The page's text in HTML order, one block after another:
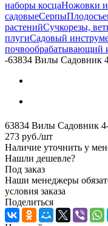
наборы косцаНожовки
садовыеСерпы
растенийСучкорезы,
плугиСадовый
почвообрабатывающий
-63834 Вилы Садовник
63834 Вилы Садовник
273 руб./шт
Наличие уточнить у
Нашли дешевле?
Под заказ
Наши менеджеры
условия заказа
Поделиться